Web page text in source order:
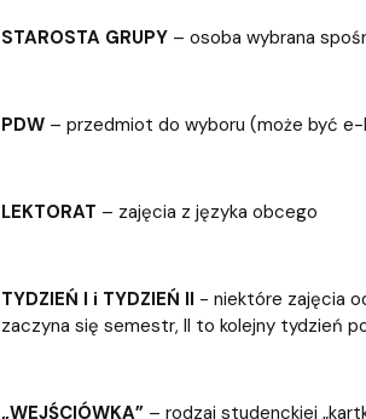
STAROSTA GRUPY– osoba wybrana
PDW– przedmiot do wyboru (może być e-
LEKTORAT – zajęcia z języka obcego
TYDZIEŃ I i TYDZIEŃ II - niektóre zajęcia
zaczyna się semestr, II to kolejny tydzień
„WEJŚCIÓWKA”– rodzaj studenckiej